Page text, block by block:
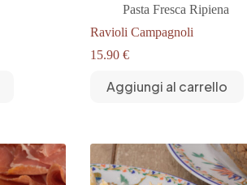
Pasta Fresca Ripiena
Ravioli Campagnoli
15.90 €
Aggiungi al carrello